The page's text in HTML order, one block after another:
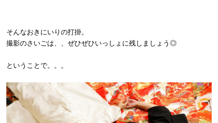
そんなおきにいりの打掛。
撮影のさいごは、、ぜひぜひいっしょに残しましょう◎
ということで。。。